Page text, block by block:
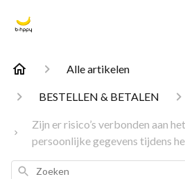
Alle artikelen
BESTELLEN & BETALEN
Zijn er risico’s verbonden aan
persoonlijke gegevens tijdens
Zoeken